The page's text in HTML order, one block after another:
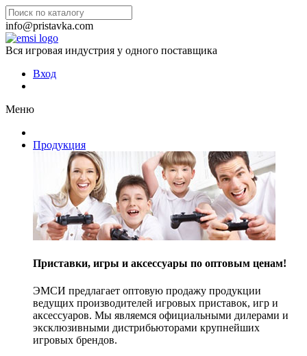
info@pristavka.com
Вся игровая индустрия у одного поставщика
Вход
Меню
Продукция
Приставки, игры и аксессуары по оптовым ценам!
ЭМСИ предлагает оптовую продажу продукции
ведущих производителей игровых приставок, игр и
аксессуаров. Мы являемся официальными дилерами и
эксклюзивными дистрибьюторами крупнейших
игровых брендов.